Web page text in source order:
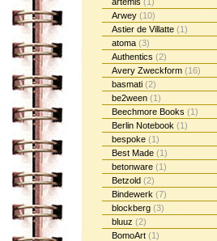
Arwey (10)
Astier de Villatte (1)
atoma (3)
Authentics (2)
Avery Zweckform (16)
basmati (2)
be2ween (1)
Beechmore Books (1)
Berlin Notebook (1)
bespoke (1)
Best Made (1)
betonware (1)
Betzold (2)
Bindewerk (7)
blockberg (3)
bluuz (2)
BomoArt (1)